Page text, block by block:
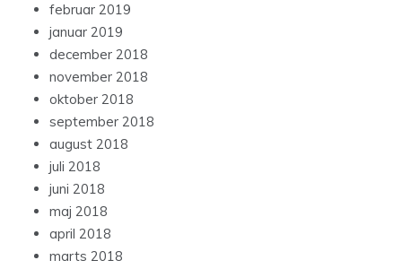
februar 2019
januar 2019
december 2018
november 2018
oktober 2018
september 2018
august 2018
juli 2018
juni 2018
maj 2018
april 2018
marts 2018